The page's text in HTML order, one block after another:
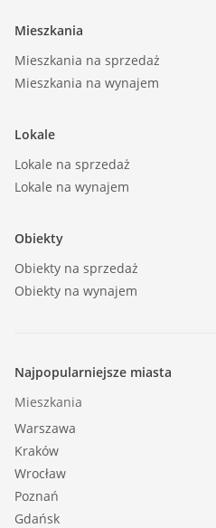
Liczba sypialni: 2 |
Podłogi pokoi: wylewka |
Ściany pokoi: tynk |
jadalnią |
Rodzaj kuchni: aneks
jadalnią i salonem |
Typ łazienki: razem z wc |
Glazura łazienki: bez
Podłoga łazienki:
Podłoga WC: wylewka |
Podłoga przedpokoi:
Ściany przedpokoi: tynk |
Mieszkania
Mieszkania na sprzedaż
Mieszkania na wynajem
Lokale
Lokale na sprzedaż
Lokale na wynajem
Obiekty
Obiekty na sprzedaż
Obiekty na wynajem
Najpopularniejsze miasta
Mieszkania
Warszawa
Kraków
Wrocław
Poznań
Gdańsk